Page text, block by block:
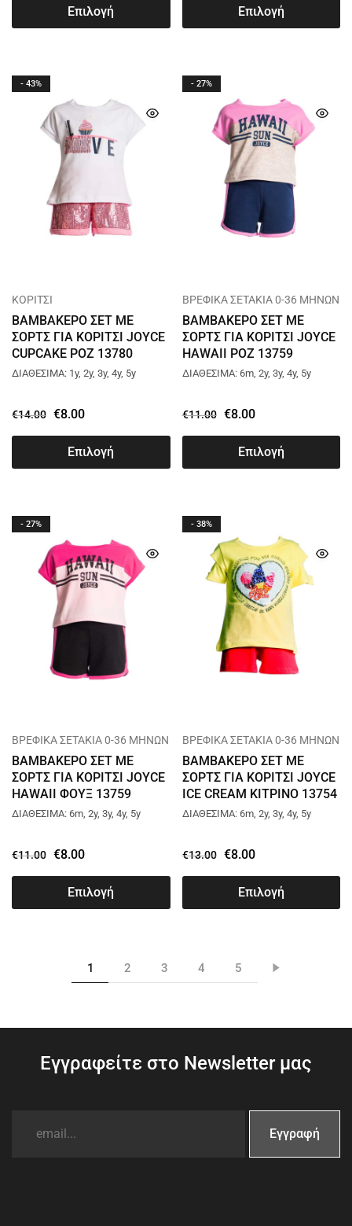
Επιλογή Επιλογή
- 43%
ΚΟΡΙΤΣΙ
ΒΑΜΒΑΚΕΡΟ ΣΕΤ ΜΕ
ΣΟΡΤΣ ΓΙΑ ΚΟΡΙΤΣΙ JOYCE
CUPCAKE ΡΟΖ 13780
ΔΙΑΘΕΣΙΜΑ: 1y, 2y, 3y, 4y, 5y
€14.00 €8.00
Επιλογή
- 27%
ΒΡΕΦΙΚΑ ΣΕΤΑΚΙΑ 0-36 ΜΗΝΩΝ
ΒΑΜΒΑΚΕΡΟ ΣΕΤ ΜΕ
ΣΟΡΤΣ ΓΙΑ ΚΟΡΙΤΣΙ JOYCE
HAWAII ΡΟΖ 13759
ΔΙΑΘΕΣΙΜΑ: 6m, 2y, 3y, 4y, 5y
€11.00 €8.00
Επιλογή
- 27%
ΒΡΕΦΙΚΑ ΣΕΤΑΚΙΑ 0-36 ΜΗΝΩΝ
ΒΑΜΒΑΚΕΡΟ ΣΕΤ ΜΕ
ΣΟΡΤΣ ΓΙΑ ΚΟΡΙΤΣΙ JOYCE
HAWAII ΦΟΥΞ 13759
ΔΙΑΘΕΣΙΜΑ: 6m, 2y, 3y, 4y, 5y
€11.00 €8.00
Επιλογή
- 38%
ΒΡΕΦΙΚΑ ΣΕΤΑΚΙΑ 0-36 ΜΗΝΩΝ
ΒΑΜΒΑΚΕΡΟ ΣΕΤ ΜΕ
ΣΟΡΤΣ ΓΙΑ ΚΟΡΙΤΣΙ JOYCE
ICE CREAM ΚΙΤΡΙΝΟ 13754
ΔΙΑΘΕΣΙΜΑ: 6m, 2y, 3y, 4y, 5y
€13.00 €8.00
Επιλογή
1 2 3 4 5
Εγγραφείτε στο Newsletter μας